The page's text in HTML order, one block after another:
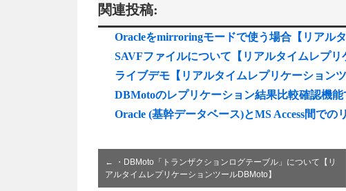
関連投稿:
Oracleをmirroringモードで使う場合【リアル
SAVFファイルについて【リアルタイムレプリ
ライブデモ【リアルタイムレプリケーション
DBMotoのレプリケーション結果比較確認機
Oracle (基幹データベース)とMS Access間で
←
・DBMoto「トランザクションログテーブル」について【リ
アルタイムレプリケーションツールDBMoto】